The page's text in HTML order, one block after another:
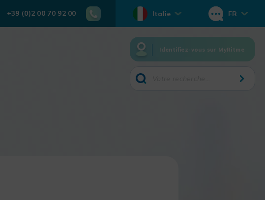
+39 (0)2 00 70 92 00 Italie FR
Identifiez-vous sur MyRitme